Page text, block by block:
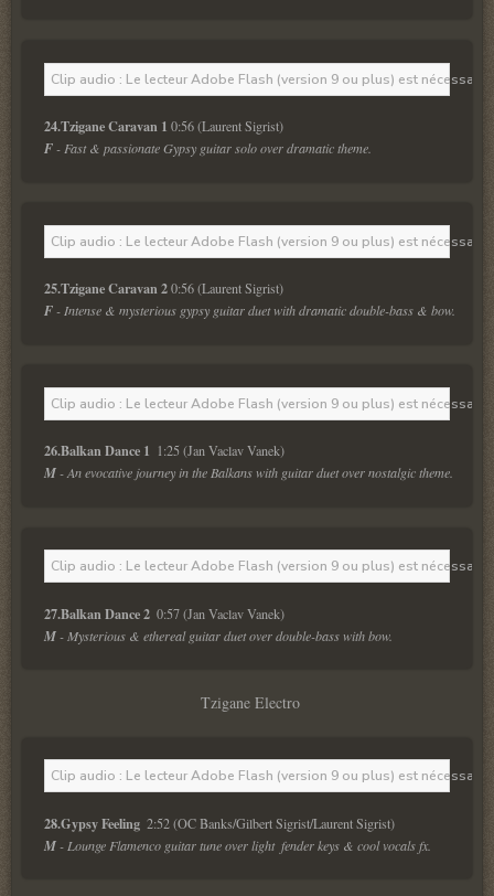
Clip audio : Le lecteur Adobe Flash (version 9 ou plus) est
24.Tzigane Caravan 1 0:56 (Laurent Sigrist)
F - Fast & passionate Gypsy guitar solo over dramatic theme.
Clip audio : Le lecteur Adobe Flash (version 9 ou plus) est
25.Tzigane Caravan 2 0:56 (Laurent Sigrist)
F - Intense & mysterious gypsy guitar duet with dramatic double-bass & bow.
Clip audio : Le lecteur Adobe Flash (version 9 ou plus) est
26.Balkan Dance 1 1:25 (Jan Vaclav Vanek)
M - An evocative journey in the Balkans with guitar duet over nostalgic theme.
Clip audio : Le lecteur Adobe Flash (version 9 ou plus) est
27.Balkan Dance 2 0:57 (Jan Vaclav Vanek)
M - Mysterious & ethereal guitar duet over double-bass with bow.
Tzigane Electro
Clip audio : Le lecteur Adobe Flash (version 9 ou plus) est
28.Gypsy Feeling 2:52 (OC Banks/Gilbert Sigrist/Laurent Sigrist)
M - Lounge Flamenco guitar tune over light  fender keys & cool vocals fx.